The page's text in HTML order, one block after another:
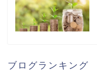
ブログランキング